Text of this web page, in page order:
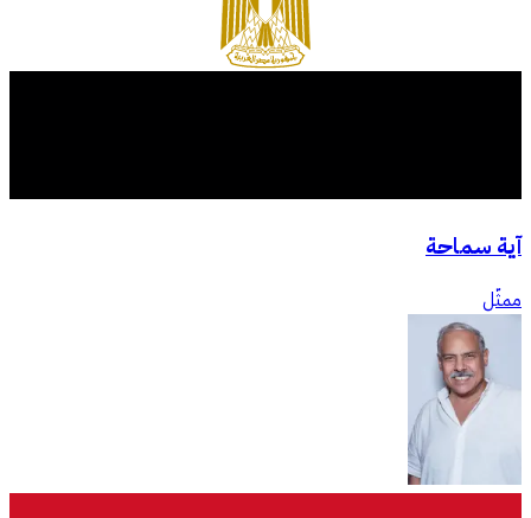
آية سماحة
ممثّل